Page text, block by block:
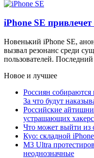
iPhone SE
Новенький iPhone SE,
вызвал резонанс среди
пользователей.
Новое и лучшее
Россиян собираются
За что будут
Российские
устрашающих
Что может выйти из
Куо: складной
M3 Ultra
неоднозначные